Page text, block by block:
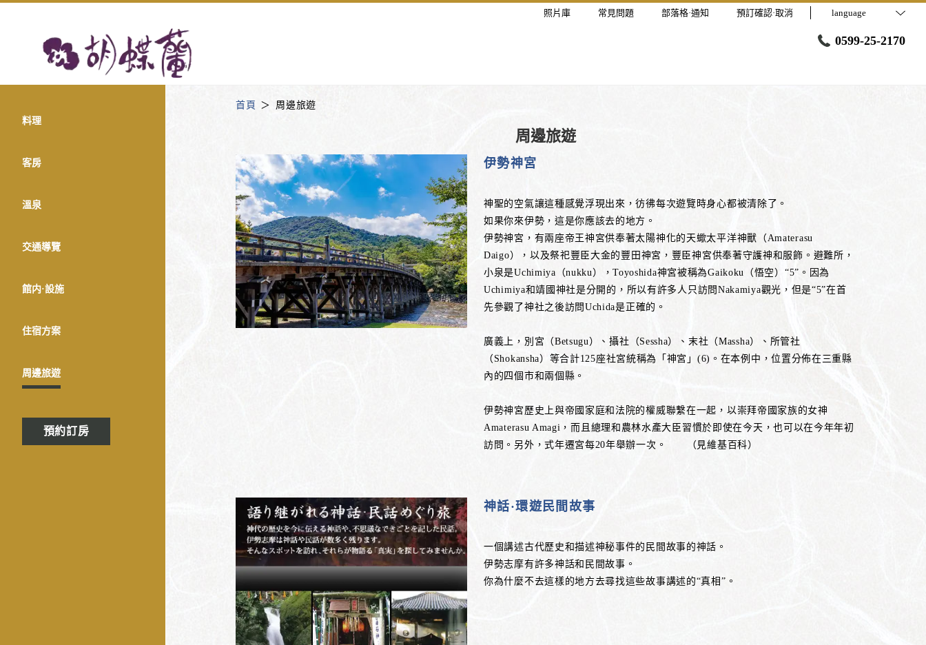
照片庫 常見問題 部落格·通知 預訂確認·取消 language
0599-25-2170
料理
客房
溫泉
交通導覽
館内·設施
住宿方案
周邊旅遊
預約訂房
首頁 周邊旅遊
周邊旅遊
伊勢神宮
神聖的空氣讓這種感覺浮現出來，彷彿每次遊覽時身心都被清除了。
如果你來伊勢，這是你應該去的地方。
伊勢神宮，有兩座帝王神宮供奉著太陽神化的天蠍太平洋神獸（Amaterasu
Daigo），以及祭祀豐臣大金的豐田神宮，豐臣神宮供奉著守護神和服飾。避難所，
小泉是Uchimiya（nukku），Toyoshida神宮被稱為Gaikoku（悟空）“5”。因為
Uchimiya和靖國神社是分開的，所以有許多人只訪問Nakamiya觀光，但是“5”在首
先參觀了神社之後訪問Uchida是正確的。
廣義上，別宮（Betsugu）、攝社（Sessha）、末社（Massha）、所管社
（Shokansha）等合計125座社宮統稱為「神宮」(6)。在本例中，位置分佈在三重縣
內的四個市和兩個縣。
伊勢神宮歷史上與帝國家庭和法院的權威聯繫在一起，以崇拜帝國家族的女神
Amaterasu Amagi，而且總理和農林水產大臣習慣於即使在今天，也可以在今年年初
訪問。另外，式年遷宮每20年舉辦一次。 （見維基百科）
神話·環遊民間故事
一個講述古代歷史和描述神秘事件的民間故事的神話。
伊勢志摩有許多神話和民間故事。
你為什麼不去這樣的地方去尋找這些故事講述的“真相”。